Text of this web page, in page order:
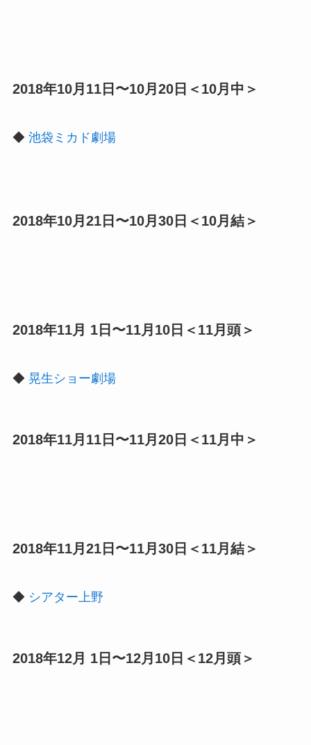
2018年10月11日〜10月20日＜10月中＞
◆ 池袋ミカド劇場
2018年10月21日〜10月30日＜10月結＞
2018年11月 1日〜11月10日＜11月頭＞
◆ 晃生ショー劇場
2018年11月11日〜11月20日＜11月中＞
2018年11月21日〜11月30日＜11月結＞
◆ シアター上野
2018年12月 1日〜12月10日＜12月頭＞